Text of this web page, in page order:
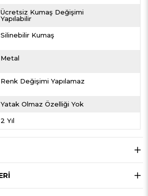
Ücretsiz Kumaş Değişimi
Yapılabilir
Silinebilir Kumaş
Metal
Renk Değişimi Yapılamaz
Yatak Olmaz Özelliği Yok
2 Yıl